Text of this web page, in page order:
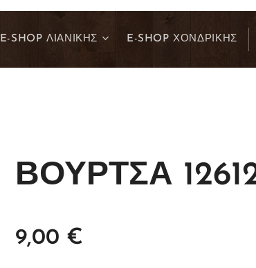
E-SHOP ΛΙΑΝΙΚΗΣ E-SHOP ΧΟΝΔΡΙΚΗΣ
ΒΟΥΡΤΣΑ
9,00 €